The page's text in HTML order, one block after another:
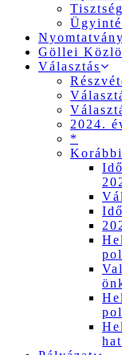
Göllei
Választás
2024.
*